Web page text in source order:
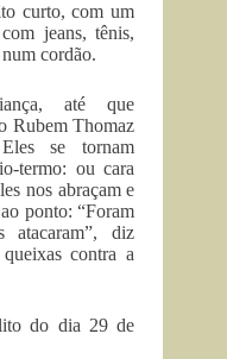
curto, com um
jeans, tênis,
cordão.
até que
Rubem Thomaz
se tornam
termo: ou cara
nos abraçam e
ponto: “Foram
diz
contra a
do dia 29 de